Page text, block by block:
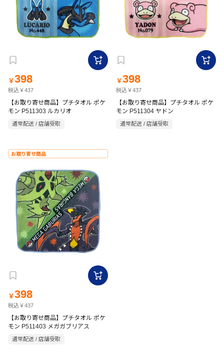
￥398
税込￥437
【お取り寄せ商品】プチタオル ポケ
モン P511303 ルカリオ
通常配送 / 店舗受取
￥398
税込￥437
【お取り寄せ商品】プチタオル ポケ
モン P511304 ヤドン
通常配送 / 店舗受取
お取り寄せ商品
￥398
税込￥437
【お取り寄せ商品】プチタオル ポケ
モン P511403 メガガブリアス
通常配送 / 店舗受取